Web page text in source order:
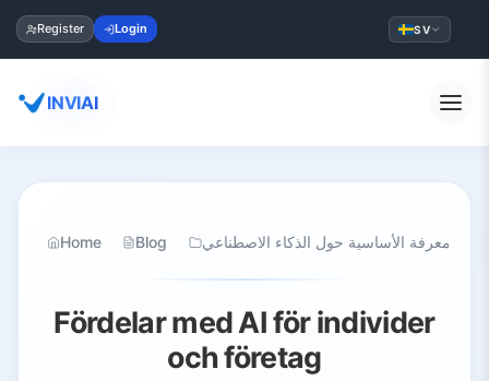
Register Login SV
INVIAI
Home Blog المعرفة الأساسية حول الذكاء الاصطناعي
Fördelar med AI för individer
och företag